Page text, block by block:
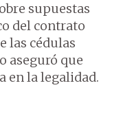
supuestas
del contrato
las cédulas
aseguró que
en la legalidad.